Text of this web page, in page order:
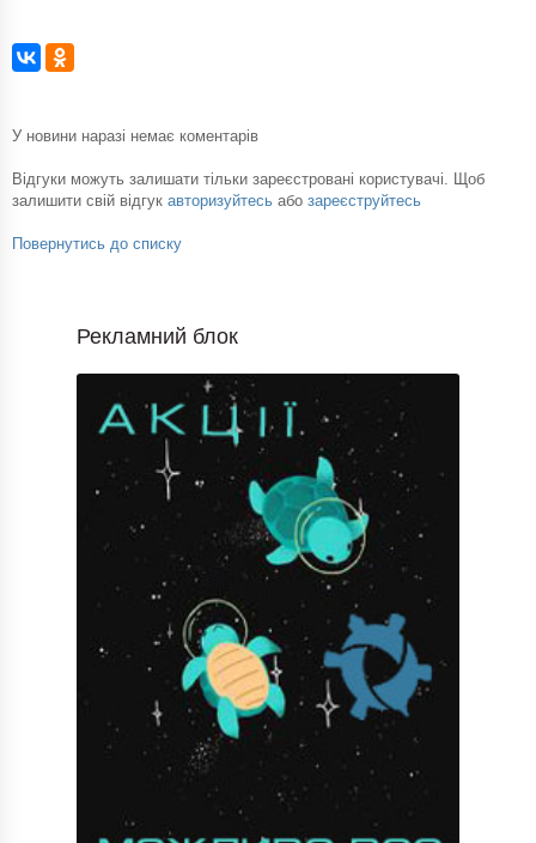
У новини наразі немає коментарів
Відгуки можуть залишати тільки зареєстровані користувачі. Щоб
залишити свій відгук авторизуйтесь або зареєструйтесь
Повернутись до списку
Рекламний блок